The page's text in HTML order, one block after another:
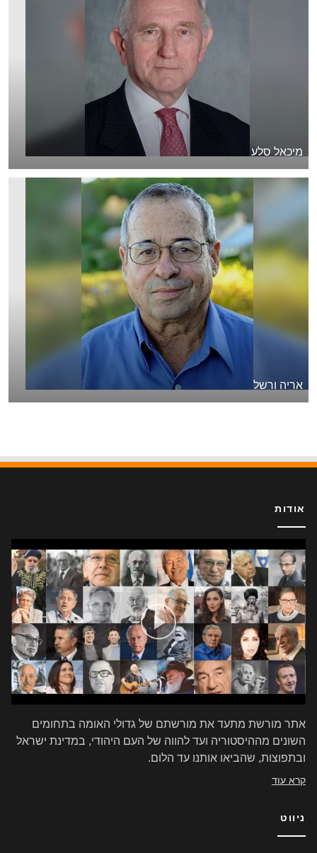
מיכאל סלע
אריה ורשל
אודות
אתר מורשת מתעד את מורשתם של גדולי האומה בתחומים
השונים מההיסטוריה ועד להווה של העם היהודי, במדינת ישראל
ובתפוצות, שהביאו אותנו עד הלום.
קרא עוד
ניווט